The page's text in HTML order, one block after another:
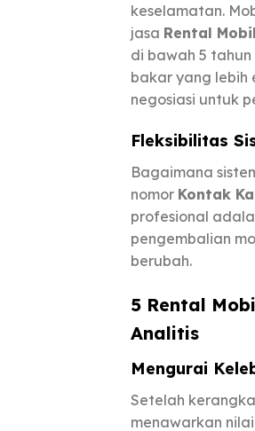
keselamatan.
jasa Rental
di bawah 5
bakar yang lebih
negosiasi untuk
Fleksibilitas
Bagaimana
nomor Kontak
profesional
pengembalian
berubah.
5 Rental
Analitis
Mengurai
Setelah
menawarkan